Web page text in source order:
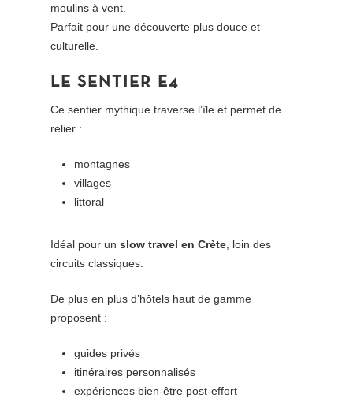
moulins à vent.
Parfait pour une découverte plus douce et
culturelle.
LE SENTIER E4
Ce sentier mythique traverse l’île et permet de
relier :
montagnes
villages
littoral
Idéal pour unslow travel en Crète , loin des
circuits classiques.
De plus en plus d’hôtels haut de gamme
proposent :
guides privés
itinéraires personnalisés
expériences bien-être post-effort